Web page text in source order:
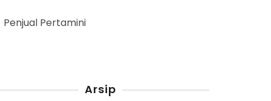
Penjual Pertamini
Arsip